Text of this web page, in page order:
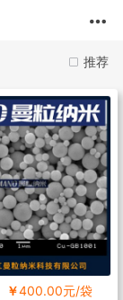
推荐
￥400.00元/袋